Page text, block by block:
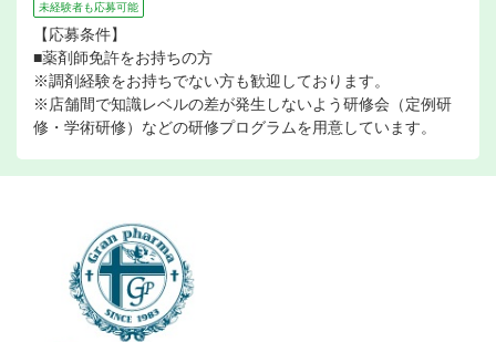
未経験者も応募可能
【応募条件】
■薬剤師免許をお持ちの方
※調剤経験をお持ちでない方も歓迎しております。
※店舗間で知識レベルの差が発生しないよう研修会（定例研
修・学術研修）などの研修プログラムを用意しています。